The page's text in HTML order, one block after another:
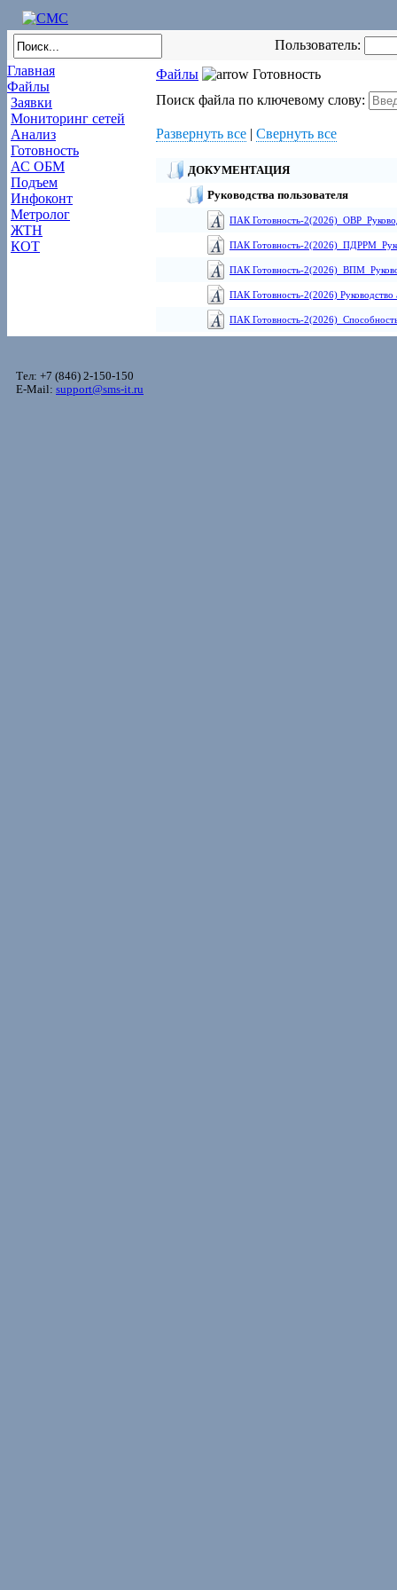
Пользователь:
Главная
Файлы
Заявки
Мониторинг сетей
Анализ
Готовность
АС ОБМ
Подъем
Инфоконт
Метролог
ЖТН
КОТ
Файлы
Готовность
Поиск файла по ключевому слову:
Развернуть все | Свернуть все
ДОКУМЕНТАЦИЯ
Руководства пользователя
ПАК Готовность-
ПАК Готовность-
ПАК Готовность-
ПАК Готовность-2(2026)
ПАК Готовность-
Тел: +7 (846) 2-150-150
E-Mail: support@sms-it.ru